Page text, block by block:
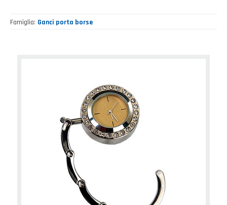
Giardinaggio e Ferramenta
CATALOGHI
Famiglia Ganci porta borse